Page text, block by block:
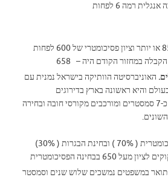
האוניברסיטה הוותיקה בישראל נמנית עם
והיא ראשונה בארץ בדירוגים
הלימודים לתואר כ-7 סמסטרים ומורכבים מקורסי חובה ובחירה
הבגרות ( 30%)
בבחינה הפסיכומטרית
במשפטים נמשכים שלוש שנים וסמסטר